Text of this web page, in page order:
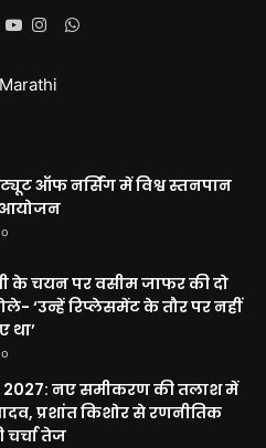
WhatsApp
Marathi
ऑफ नर्सिंग में विश्व स्तनपान
आयोजन
के चयन पर वसीम जाफर की दो
‘उन्हें रिप्लेसमेंट के तौर पर नहीं
था’
2027: नए समीकरण की तलाश में
प्रशांत किशोर से रणनीतिक
तेज